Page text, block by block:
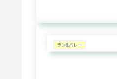
ラン&バレー